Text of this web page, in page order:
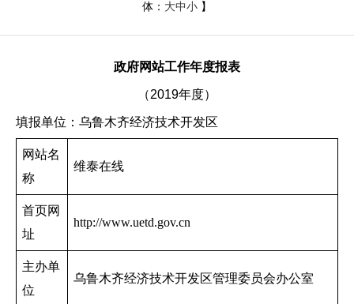
体： 大中小 】
政府网站工作年度报表
（2019年度）
填报单位：乌鲁木齐经济技术开发区
网站名
称
维泰在线
首页网
址
http://www.uetd.gov.cn
主办单
位
乌鲁木齐经济技术开发区管理委员会办公室